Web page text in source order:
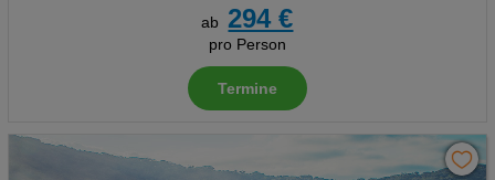
ab
294 €
pro Person
Termine